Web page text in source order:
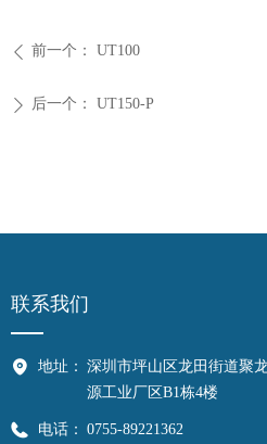
ꄴ 前一个： UT100
ꄲ 后一个： UT150-P
联系我们
地址： 深圳市坪山区龙田街道聚
源工业厂区B1栋4楼
电话： 0755-89221362